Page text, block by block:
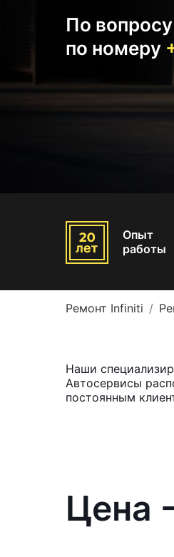
По
по номеру
Опыт
работы
Ремонт Infiniti
Наши
Автосервисы
постоянным
Цена